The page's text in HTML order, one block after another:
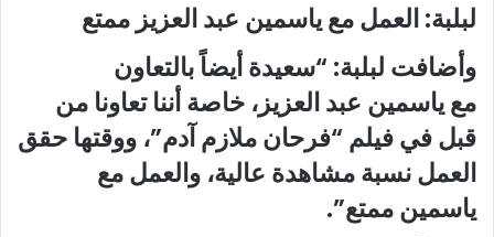
لبلبة: العمل مع ياسمين عبد العزيز ممتع
وأضافت لبلبة: “سعيدة أيضاً بالتعاون
مع ياسمين عبد العزيز، خاصة أننا تعاونا من
قبل في فيلم “فرحان ملازم آدم”، ووقتها حقق
العمل نسبة مشاهدة عالية، والعمل مع
ياسمين ممتع”.